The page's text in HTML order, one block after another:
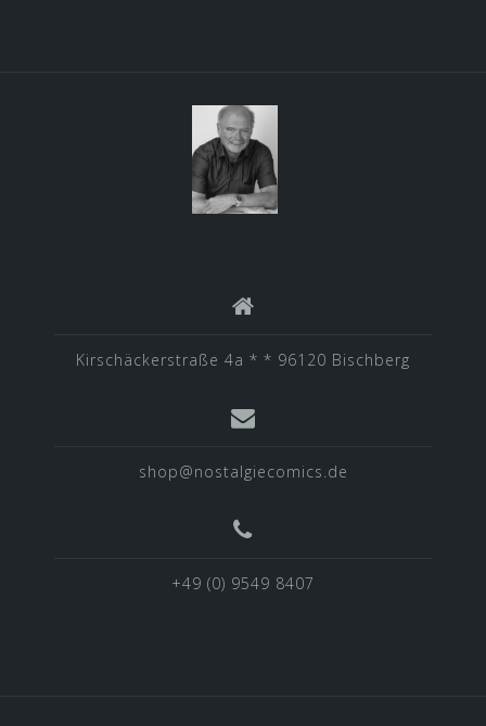
Kirschäckerstraße 4a * * 96120 Bischberg
shop@nostalgiecomics.de
+49 (0) 9549 8407